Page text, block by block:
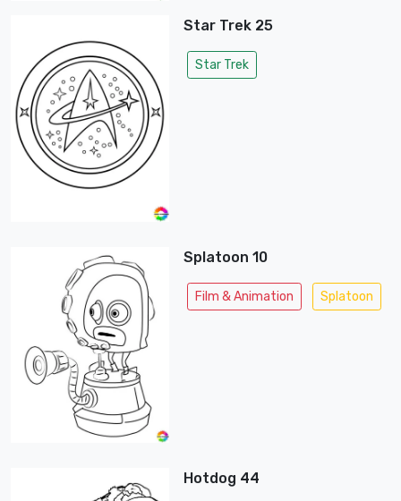
Star Trek 25
Star Trek
Splatoon 10
Film & Animation Splatoon
Hotdog 44